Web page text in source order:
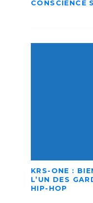
CONSCIENCE
KRS-ONE :
L’UN DES
HIP-HOP